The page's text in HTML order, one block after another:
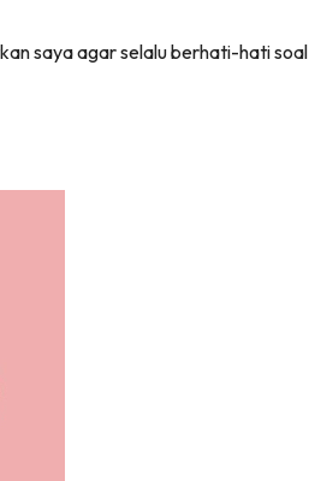
saya agar selalu berhati-hati soal